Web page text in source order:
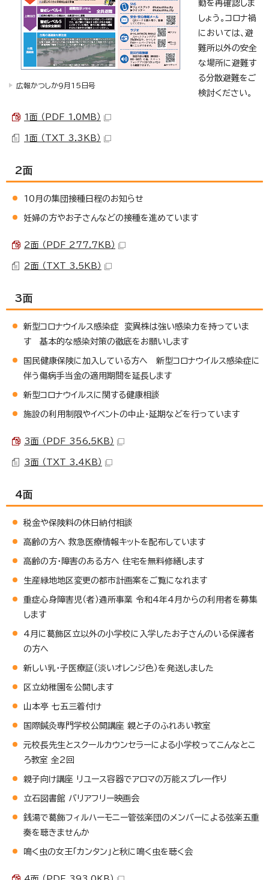
広報かつしか9月15日号
動を再確認しま
しょう。コロナ禍
においては、避
難所以外の安全
な場所に避難す
る分散避難をご
検討ください。
1面 （PDF 1.0MB）
1面 （TXT 3.3KB）
2面
10月の集団接種日程のお知らせ
妊婦の方やお子さんなどの接種を進めています
2面 （PDF 277.7KB）
2面 （TXT 3.5KB）
3面
新型コロナウイルス感染症 変異株は強い感染力を持っていま
す 基本的な感染対策の徹底をお願いします
国民健康保険に加入している方へ 新型コロナウイルス感染症に
伴う傷病手当金の適用期間を延長します
新型コロナウイルスに関する健康相談
施設の利用制限やイベントの中止・延期などを行っています
3面 （PDF 356.5KB）
3面 （TXT 3.4KB）
4面
税金や保険料の休日納付相談
高齢の方へ 救急医療情報キットを配布しています
高齢の方・障害のある方へ 住宅を無料修繕します
生産緑地地区変更の都市計画案をご覧になれます
重症心身障害児（者）通所事業 令和4年4月からの利用者を募集
します
4月に葛飾区立以外の小学校に入学したお子さんのいる保護者
の方へ
新しい乳・子医療証（淡いオレンジ色）を発送しました
区立幼稚園を公開します
山本亭 七五三着付け
国際鍼灸専門学校公開講座 親と子のふれあい教室
元校長先生とスクールカウンセラーによる小学校ってこんなとこ
ろ教室 全2回
親子向け講座 リユース容器でアロマの万能スプレー作り
立石図書館 バリアフリー映画会
銭湯で葛飾フィルハーモニー管弦楽団のメンバーによる弦楽五重
奏を聴きませんか
鳴く虫の女王「カンタン」と秋に鳴く虫を聴く会